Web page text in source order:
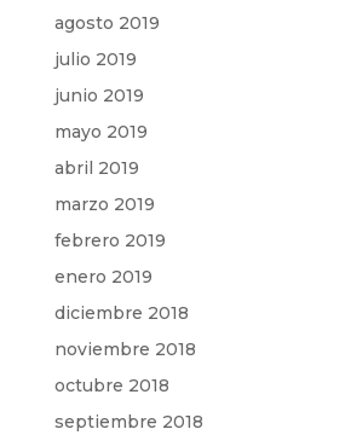
agosto 2019
julio 2019
junio 2019
mayo 2019
abril 2019
marzo 2019
febrero 2019
enero 2019
diciembre 2018
noviembre 2018
octubre 2018
septiembre 2018